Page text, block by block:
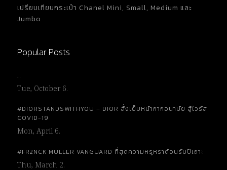
เปรียบเทียบกระเป๋า Chanel Mini, Small, Medium และ
Jumbo
Popular Posts
…
Tue, October 6.
#DIORSTANDSWITHYOU – DIOR สั่งเย็บหน้ากากอนามัย สู้ไวรัส
COVID-19
Mon, April 6.
#FR2NCK MULLER VANGUARD ที่สุดความหรูหราต้อนรับปีเถาะ
Thu, March 2.